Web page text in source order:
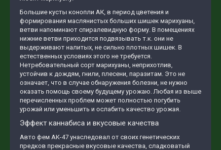
Большие кусты конопли АК, в период цветения и
формирования маслянистых больших шишек марихуаны,
ветви напоминают спиралевидную форму. В помещениях
нижние ветви приходится подвязывать т.к. они не
выдерживают налитых, не сильно плотных шишек. В
естественных условиях этого не требуется.
Нетребовательный сорт марихуаны, неприхотлив,
устойчив к дождям, гнили, плесени, паразитам. Это не
означает, что в случае обнаружения болезни, не нужно
оказать помощь своему будущему урожаю. Любая из выше
перечисленных проблем может полностью погубить
урожай или уменьшить и ослабить качество урожая.
Эффект каннабиса и вкусовые качества
Авто фем AК-47 унаследовал от своих генетических
предков прекрасные вкусовые качества, сладковатый